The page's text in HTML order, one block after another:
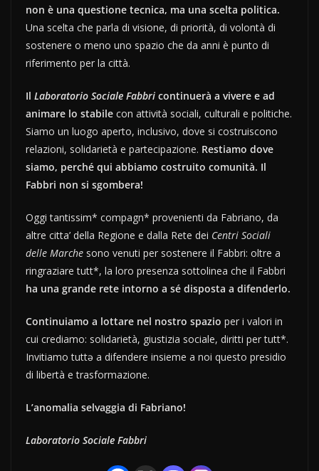
non è una questione tecnica, ma una scelta politica.
Una scelta che parla di visione, di priorità, di volontà di
sostenere o meno uno spazio che da anni è punto di
riferimento per la città.
Il Laboratorio Sociale Fabbri continuerà a vivere e ad
animare lo stabile con attività sociali, culturali e politiche.
Siamo un luogo aperto, inclusivo, dove si costruiscono
relazioni, solidarietà e partecipazione. Restiamo dove
siamo, perché qui abbiamo costruito comunità. Il
Fabbri non si sgombera!
Oggi tantissim* compagn* provenienti da Fabriano, da
altre citta’ della Regione e dalla Rete dei Centri Sociali
delle Marche sono venuti per sostenere il Fabbri: oltre a
ringraziare tutt*, la loro presenza sottolinea che il Fabbri
ha una grande rete intorno a sé disposta a difenderlo.
Continuiamo a lottare nel nostro spazio per i valori in
cui crediamo: solidarietà, giustizia sociale, diritti per tutt*.
Invitiamo tuttə a difendere insieme a noi questo presidio
di libertà e trasformazione.
L’anomalia selvaggia di Fabriano!
Laboratorio Sociale Fabbri